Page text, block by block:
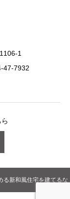
1
47-7932
る新和風住宅を建てるな